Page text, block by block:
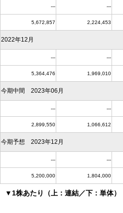
--- ---
5,672,857 2,224,453
2022年12月
--- ---
5,364,476 1,969,010
今期中間 2023年06月
--- ---
2,899,550 1,066,612
今期予想 2023年12月
--- ---
5,200,000 1,804,000
▼1株あたり（上：連結／下：単体）